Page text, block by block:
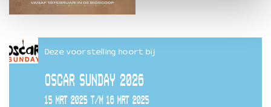
Deze voorstelling hoort bij
OSCAR SUNDAY 2026
15 MRT 2025 T/M 16 MRT 2025